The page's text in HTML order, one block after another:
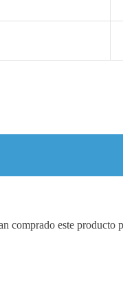
comprado este producto